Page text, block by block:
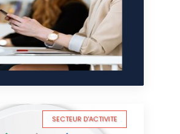
SECTEUR D'ACTIVITE